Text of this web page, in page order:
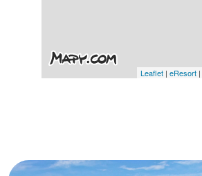
Leaflet | eResort |